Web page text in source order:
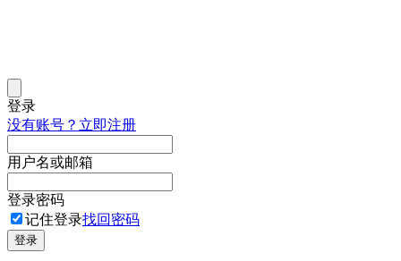
登录
没有账号？立即注册
用户名或邮箱
登录密码
记住登录找回密码
登录